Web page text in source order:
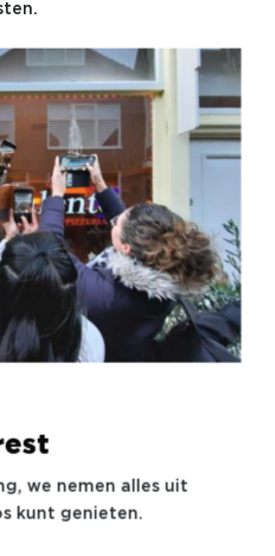
we nemen alles uit
kunt genieten.